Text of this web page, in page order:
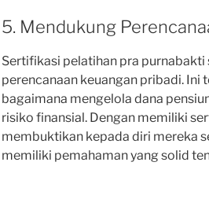
5. Mendukung
Sertifikasi pelatihan pra
perencanaan keuangan pribadi. Ini
bagaimana mengelola dana
risiko finansial. Dengan memiliki
membuktikan kepada diri mereka
memiliki pemahaman yang solid